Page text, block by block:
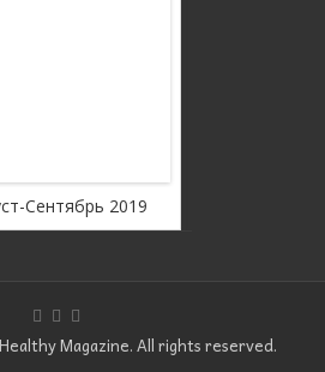
Сентябрь 2019
Magazine. All rights reserved.